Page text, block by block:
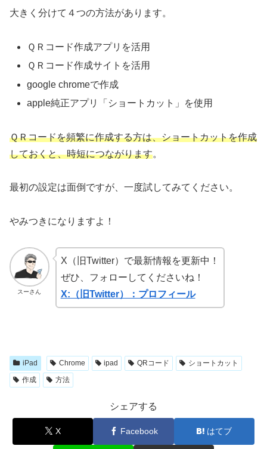
大きく分けて４つの方法があります。
ＱＲコード作成アプリを活用
ＱＲコード作成サイトを活用
google chromeで作成
apple純正アプリ「ショートカット」を使用
ＱＲコードを頻繁に作成する方は、ショートカットを作成
しておくと、時短につながります。
最初の設定は面倒ですが、一度試してみてください。
やみつきになりますよ！
スーさん
X（旧Twitter）で最新情報を更新中！
ぜひ、フォローしてくださいね！
X:（旧Twitter）：プロフィール
iPad Chrome ipad QRコード
ショートカット
作成
方法
シェアする
X Facebook はてブ